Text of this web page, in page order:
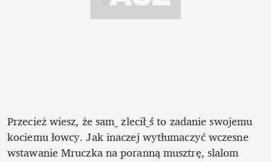
Przecież wiesz, że sam_ zlecił_ś to zadanie swojemu
kociemu łowcy. Jak inaczej wytłumaczyć wczesne
wstawanie Mruczka na poranną musztrę, slalom